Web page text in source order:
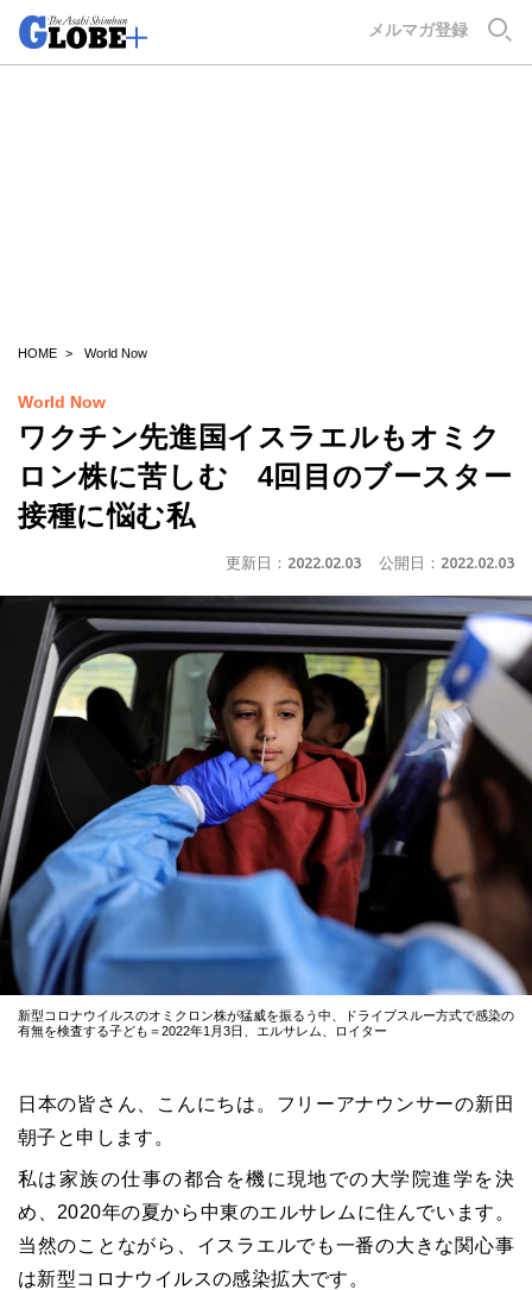
メルマガ登録
HOME World Now
World Now
ワクチン先進国イスラエルもオミク
ロン株に苦しむ 4回目のブースター
接種に悩む私
更新日： 2022.02.03 公開日： 2022.02.03
新型コロナウイルスのオミクロン株が猛威を振るう中、ドライブスルー方式で感染の
有無を検査する子ども＝2022年1月3日、エルサレム、ロイター
日本の皆さん、こんにちは。フリーアナウンサーの新田
朝子と申します。
私は家族の仕事の都合を機に現地での大学院進学を決
め、2020年の夏から中東のエルサレムに住んでいます。
当然のことながら、イスラエルでも一番の大きな関心事
は新型コロナウイルスの感染拡大です。